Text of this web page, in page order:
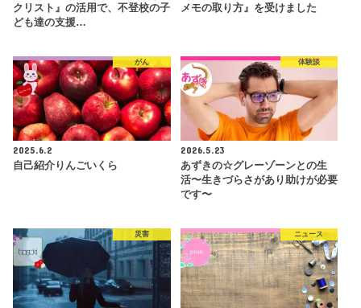
クリスト』の活用で、不登校の子
ども達の支援…
メモの取り方』を受けました
がん
2025.6.2
自己紹介りんごいくら
体験談
2026.5.23
あずきの☆グレーゾーンとの生
活〜生きづらさがあり助けが必要
です〜
災害 ニュース